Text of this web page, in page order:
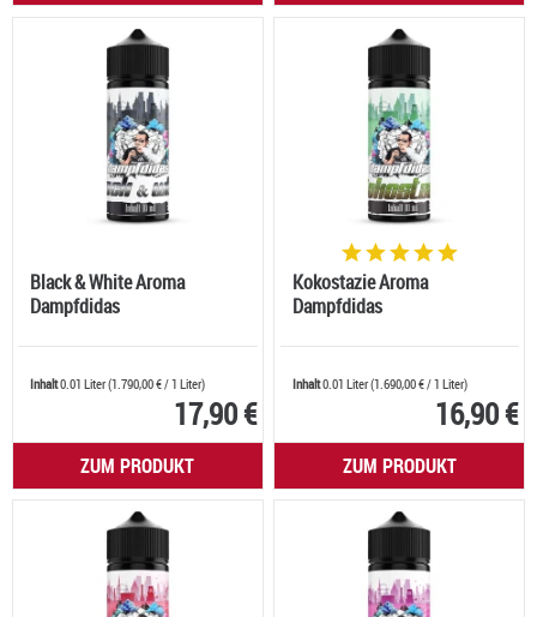
Black & White Aroma
Dampfdidas
Inhalt0.01 Liter(1.790,00 €/ 1 Liter)
17,90 €
ZUM PRODUKT
Kokostazie Aroma
Dampfdidas
Inhalt0.01 Liter(1.690,00 €/ 1 Liter)
16,90 €
ZUM PRODUKT